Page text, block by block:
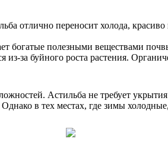
отлично переносит холода,
богатые полезными веществами
за буйного роста растения.
Астильба не требует
Однако в тех местах, где зимы